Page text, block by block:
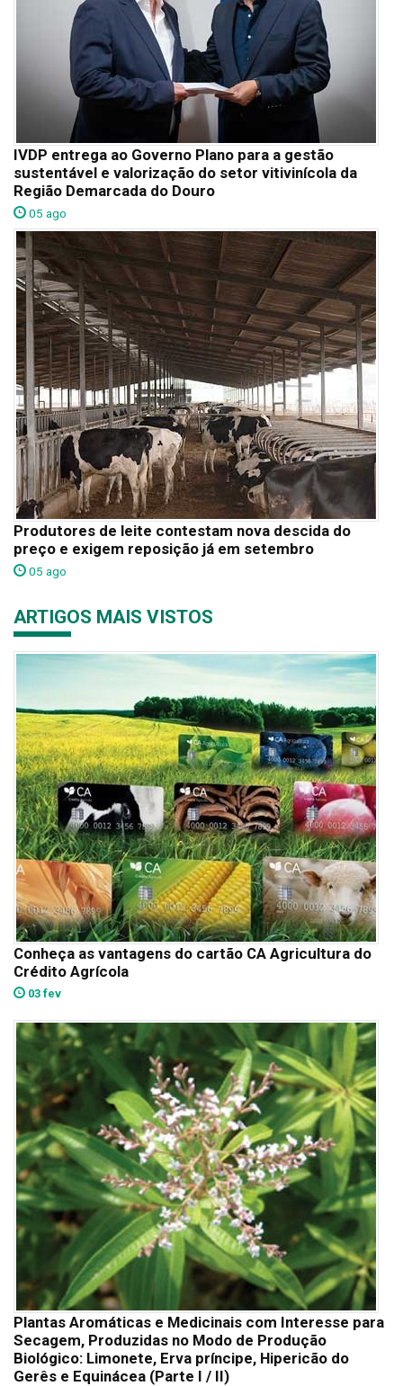
IVDP entrega ao Governo Plano para a gestão
sustentável e valorização do setor vitivinícola da
Região Demarcada do Douro
05 ago
Produtores de leite contestam nova descida do
preço e exigem reposição já em setembro
05 ago
ARTIGOS MAIS VISTOS
Conheça as vantagens do cartão CA Agricultura do
Crédito Agrícola
03 fev
Plantas Aromáticas e Medicinais com Interesse para
Secagem, Produzidas no Modo de Produção
Biológico: Limonete, Erva príncipe, Hipericão do
Gerês e Equinácea (Parte I / II)